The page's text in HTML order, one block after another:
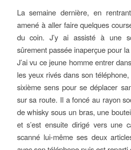
La semaine dernière, en
amené à aller faire quelques
du coin. J’y ai assisté à une
sûrement passée inaperçue pour
J’ai vu ce jeune homme entrer
les yeux rivés dans son
sixième sens pour se déplacer
sur sa route. Il a foncé au rayon
de whisky sous un bras, une
et s’est ensuite dirigé vers une
scanné lui-même ses deux